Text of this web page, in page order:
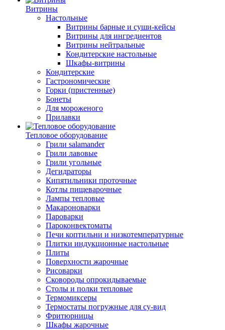
Витрины
Настольные
Витрины барные и суши-кейсы
Витрины для ингредиентов
Витрины нейтральные
Кондитерские настольные
Шкафы-витрины
Кондитерские
Гастрономические
Горки (пристенные)
Бонеты
Для мороженого
Прилавки
Тепловое оборудование
Грили salamander
Грили лавовые
Грили угольные
Дегидраторы
Кипятильники проточные
Котлы пищеварочные
Лампы тепловые
Макароноварки
Пароварки
Пароконвектоматы
Печи коптильни и низкотемпературные
Плитки индукционные настольные
Плиты
Поверхности жарочные
Рисоварки
Сковороды опрокидываемые
Столы и полки тепловые
Термомиксеры
Термостаты погружные для су-вид
Фритюрницы
Шкафы жарочные